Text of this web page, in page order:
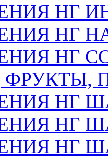
НГ
НГ
НГ
ФРУКТЫ,
НГ
НГ
НГ